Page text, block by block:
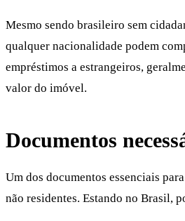
Mesmo sendo brasileiro sem
qualquer nacionalidade podem
empréstimos a estrangeiros,
valor do imóvel.
Documentos
Um dos documentos essenciais
não residentes. Estando no Brasil,